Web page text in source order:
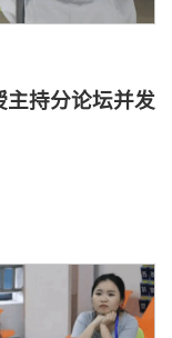
主持分论坛并发